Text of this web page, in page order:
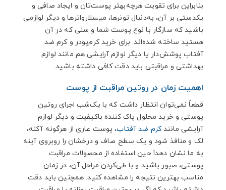
بنابراین برای تقویت هرچه‌بهتر پوست‌تان و ایجاد صافی و
یکدستی بر آن، به‌دنبال تونرها، میسلارواترها و دیگر لوازمی
باشید که سازگار با نوع پوست شما و سنی که در آن
هستید ساخته شده‌اند. برای خرید کرم‌پودر و کرم ضد
آفتاب پوشش‌دار یا دیگر لوازم آرایشی هم مانند لوازم
بهداشتی و مراقبتی باید دقت کافی داشته باشید.
اهمیت زمان در روتین مراقبت از پوست
قطعاً نمی‌توان انتظار داشت که با یک‌شب اجرای روتین
پوستی و خرید محلول پاک کننده باکیفیت و دیگر لوازم
آرایشی مانندکرم ضد آفتاب، پوست عاری از هرگونه آکنه،
لک و منافذ شود و یک سطح صاف و درخشان را روبروی آینه
به ما نشان دهد! حین استفاده از محصولات مراقبت
پوستی، صبور باشید و با طی‌کردن مراحل آن، در زمان
مناسب بهترین نتیجه را مشاهده کنید. همچنین باید دقت